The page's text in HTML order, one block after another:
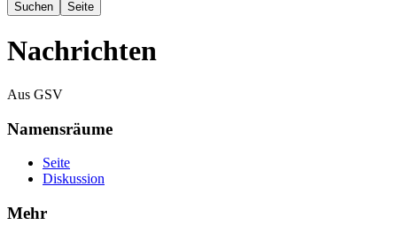
Nachrichten
Aus GSV
Namensräume
Seite
Diskussion
Mehr